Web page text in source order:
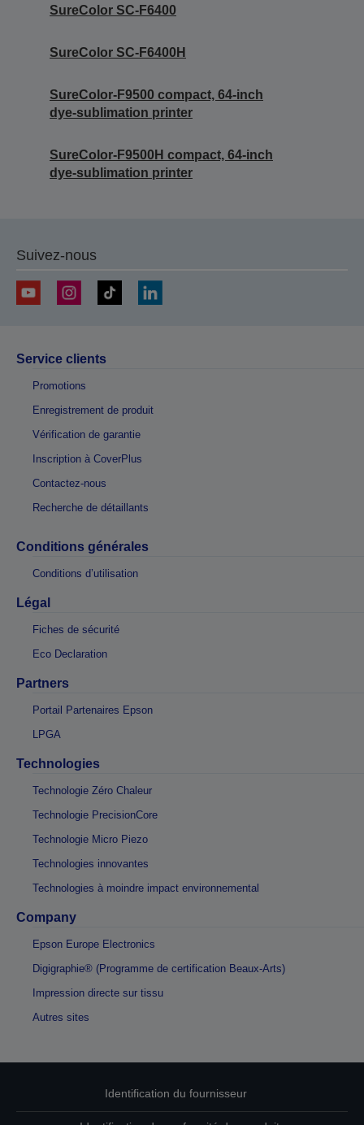
SureColor SC-F6400
SureColor SC-F6400H
SureColor-F9500 compact, 64-inch
dye-sublimation printer
SureColor-F9500H compact, 64-inch
dye-sublimation printer
Suivez-nous
Service clients
Promotions
Enregistrement de produit
Vérification de garantie
Inscription à CoverPlus
Contactez-nous
Recherche de détaillants
Conditions générales
Conditions d’utilisation
Légal
Fiches de sécurité
Eco Declaration
Partners
Portail Partenaires Epson
LPGA
Technologies
Technologie Zéro Chaleur
Technologie PrecisionCore
Technologie Micro Piezo
Technologies innovantes
Technologies à moindre impact environnemental
Company
Epson Europe Electronics
Digigraphie® (Programme de certification Beaux-Arts)
Impression directe sur tissu
Autres sites
Identification du fournisseur